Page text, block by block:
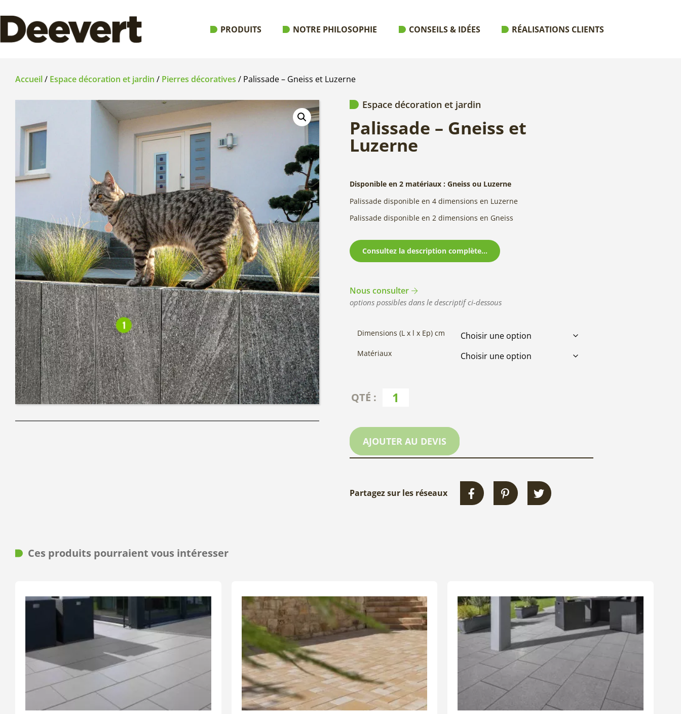
PRODUITS NOTRE PHILOSOPHIE CONSEILS & IDÉES RÉALISATIONS CLIENTS
Accueil/ Espace décoration et jardin / Pierres décoratives / Palissade – Gneiss et Luzerne
Espace décoration et jardin
Palissade – Gneiss et
Luzerne
Disponible en 2 matériaux : Gneiss ou Luzerne
Palissade disponible en 4 dimensions en Luzerne
Palissade disponible en 2 dimensions en Gneiss
Consultez la description complète...
Nous consulter
options possibles dans le descriptif ci-dessous
Dimensions (L x l x Ep) cm
Matériaux
AJOUTER AU DEVIS
Partagez sur les réseaux
Ces produits pourraient vous intéresser